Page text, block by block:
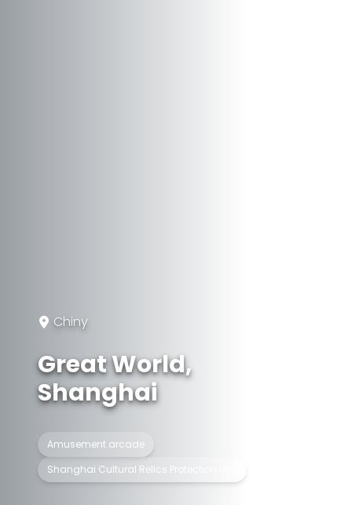
Chiny
Great World,
Shanghai
Amusement arcade
Shanghai Cultural Relics Protection Unit